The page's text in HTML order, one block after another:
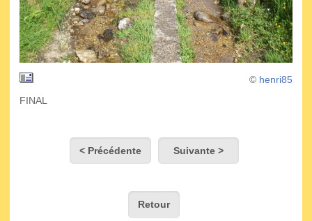
© henri85
FINAL
< Précédente Suivante >
Retour